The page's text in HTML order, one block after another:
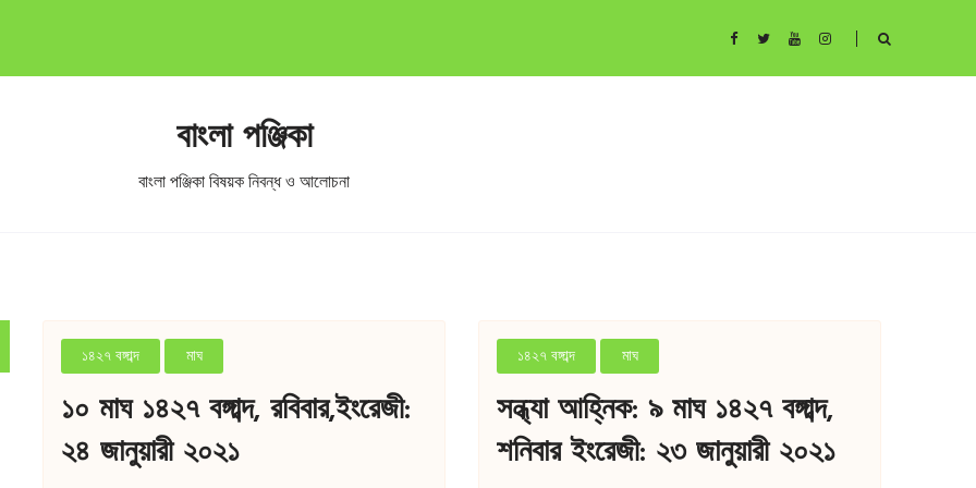
বাংলা পঞ্জিকা
বাংলা পঞ্জিকা বিষয়ক নিবন্ধ ও আলোচনা
১৪২৭ বঙ্গাব্দ মাঘ
১০ মাঘ ১৪২৭ বঙ্গাব্দ, রবিবার,ইংরেজী:
২৪ জানুয়ারী ২০২১
১৪২৭ বঙ্গাব্দ মাঘ
সন্ধ্যা আহ্নিক: ৯ মাঘ ১৪২৭ বঙ্গাব্দ,
শনিবার ইংরেজী: ২৩ জানুয়ারী ২০২১